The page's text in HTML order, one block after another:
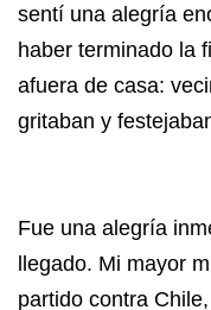
sentí una alegría
haber terminado la
afuera de casa:
gritaban y
Fue una alegría
llegado. Mi mayor
partido contra